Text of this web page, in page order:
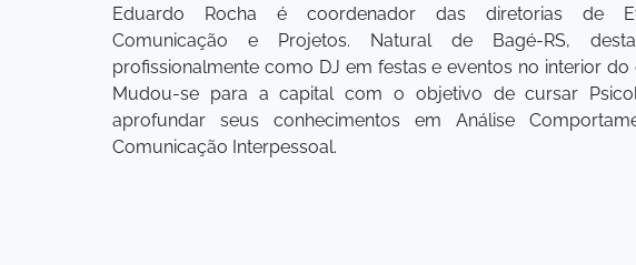
Eduardo Rocha é coordenador das diretorias de
Comunicação e Projetos. Natural de Bagé-RS,
profissionalmente como DJ em festas e eventos no interior do
Mudou-se para a capital com o objetivo de cursar
aprofundar seus conhecimentos em Análise
Comunicação Interpessoal.